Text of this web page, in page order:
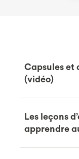
Capsules et
(vidéo)
Les leçons
apprendre